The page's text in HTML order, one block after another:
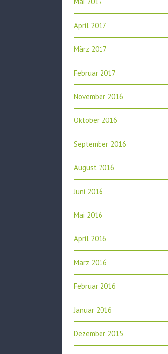
April 2017
März 2017
Februar 2017
November 2016
Oktober 2016
September 2016
August 2016
Juni 2016
Mai 2016
April 2016
März 2016
Februar 2016
Januar 2016
Dezember 2015